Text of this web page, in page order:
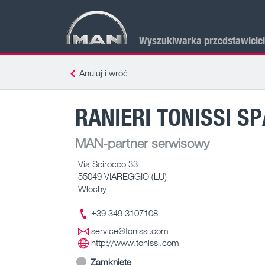
Wyszukiwarka
Anuluj i wróć
RANIERI TONISSI
MAN-partner serwisowy
Via Scirocco 33
55049 VIAREGGIO (LU)
Włochy
+39 349 3107108
service@tonissi.com
http://www.tonissi.com
Zamknięte